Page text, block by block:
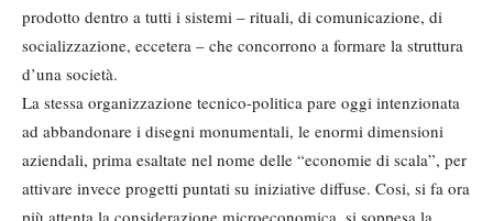
prodotto dentro a tutti i sistemi – rituali, di comunicazione, di
socializzazione, eccetera – che concorrono a formare la struttura
d’una società.
La stessa organizzazione tecnico-politica pare oggi intenzionata
ad abbandonare i disegni monumentali, le enormi dimensioni
aziendali, prima esaltate nel nome delle “economie di scala”, per
attivare invece progetti puntati su iniziative diffuse. Cosi, si fa ora
più attenta la considerazione microeconomica, si soppesa la